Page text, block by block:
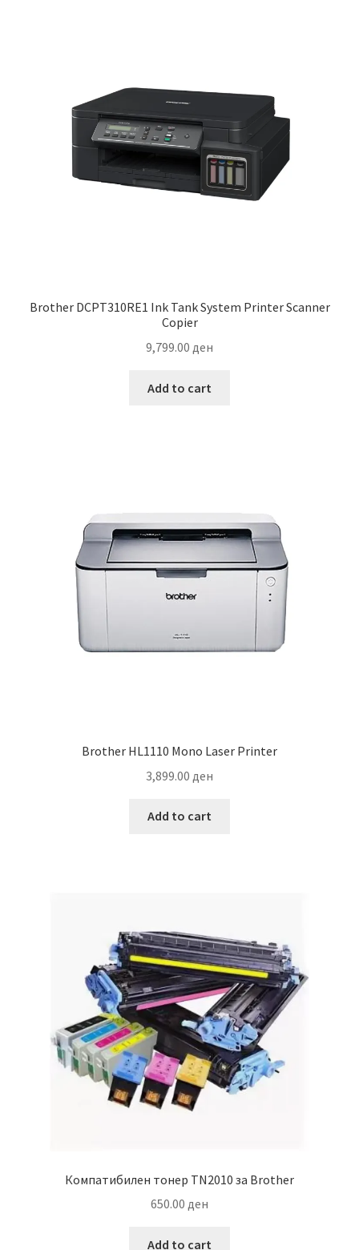
Brother DCPT310RE1 Ink Tank System Printer Scanner
Copier
9,799.00 ден
Add to cart
Brother HL1110 Mono Laser Printer
3,899.00 ден
Add to cart
Компатибилен тонер TN2010 за Brother
650.00 ден
Add to cart